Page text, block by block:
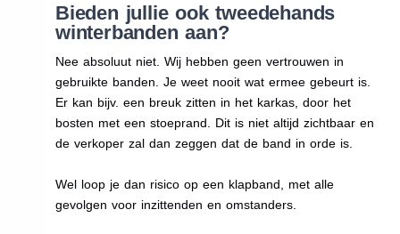
Bieden jullie ook tweedehands
winterbanden aan?
Nee absoluut niet. Wij hebben geen vertrouwen in
gebruikte banden. Je weet nooit wat ermee gebeurt is.
Er kan bijv. een breuk zitten in het karkas, door het
bosten met een stoeprand. Dit is niet altijd zichtbaar en
de verkoper zal dan zeggen dat de band in orde is.
Wel loop je dan risico op een klapband, met alle
gevolgen voor inzittenden en omstanders.